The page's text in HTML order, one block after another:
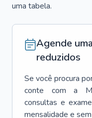
uma tabela.
Agende
reduzidos
Se você procura
conte com a
consultas e
mensalidade e